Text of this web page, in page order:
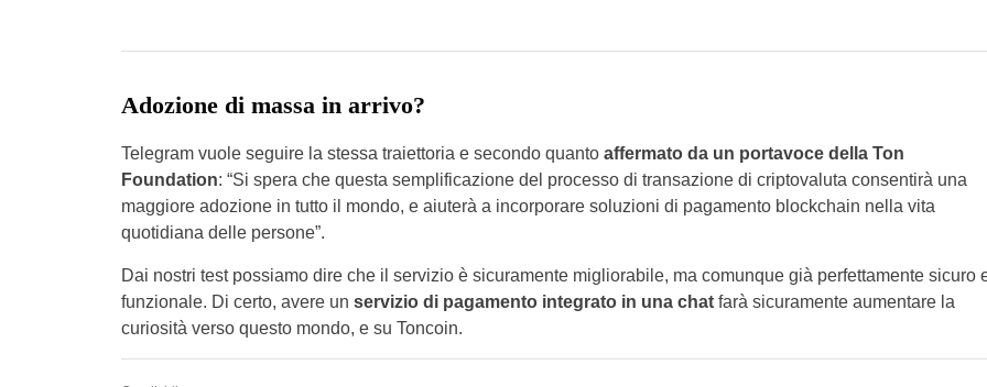
Adozione di massa in arrivo?
Telegram vuole seguire la stessa traiettoria e secondo quanto affermato da un portavoce della Ton
Foundation: “Si spera che questa semplificazione del processo di transazione di criptovaluta consentirà una
maggiore adozione in tutto il mondo, e aiuterà a incorporare soluzioni di pagamento blockchain nella vita
quotidiana delle persone”.
Dai nostri test possiamo dire che il servizio è sicuramente migliorabile, ma comunque già perfettamente sicuro
funzionale. Di certo, avere un servizio di pagamento integrato in una chatfarà sicuramente aumentare la
curiosità verso questo mondo, e su Toncoin.